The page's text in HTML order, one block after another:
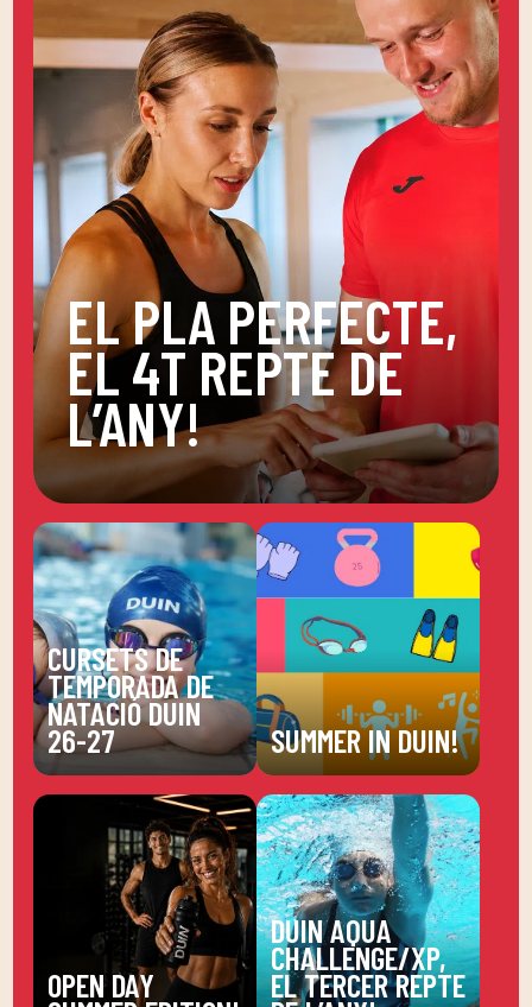
EL PLA PERFECTE,
EL 4T REPTE DE
L’ANY!
CURSETS DE
TEMPORADA DE
NATACIÓ DUIN
26-27 SUMMER IN DUIN!
OPEN DAY
DUIN AQUA
CHALLENGE/XP,
EL TERCER REPTE